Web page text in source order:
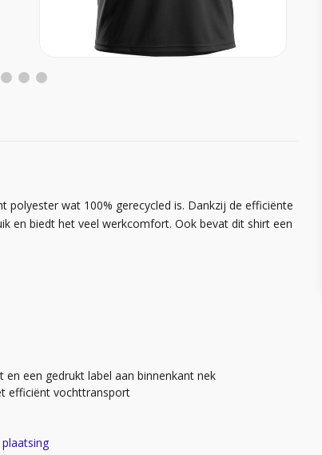
wat 100% gerecycled is. Dankzij de efficiënte
en biedt het veel werkcomfort. Ook bevat dit shirt een
een gedrukt label aan binnenkant nek
efficiënt vochttransport